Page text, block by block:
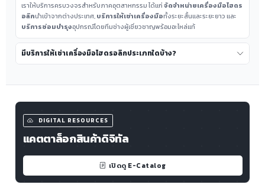
เราให้บริการครบวงจรสำหรับภาคอุตสาหกรรม ได้แก่จัดจำหน่ายเครื่องมือไฮดร
อลิกนำเข้าจากต่างประเทศ,บริการให้เช่าเครื่องมือทั้งระยะสั้นและระยะยาว และ
บริการซ่อมบำรุงอุปกรณ์โดยทีมช่างผู้เชี่ยวชาญพร้อมอะไหล่แท้
มีบริการให้เช่าเครื่องมือไฮดรอลิกประเภทใดบ้าง?
DIGITAL RESOURCES
แคตตาล็อกสินค้าดิจิทัล
เปิดดู E-Catalog